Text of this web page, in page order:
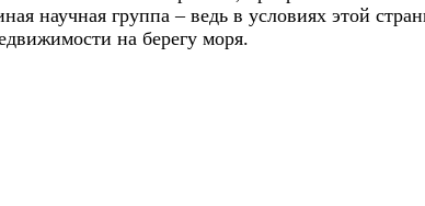
научная группа – ведь в условиях этой
на берегу моря.